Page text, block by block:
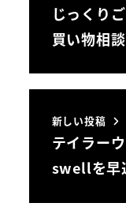
じっくり
買い物相
新しい投稿
テイラー
swellを早